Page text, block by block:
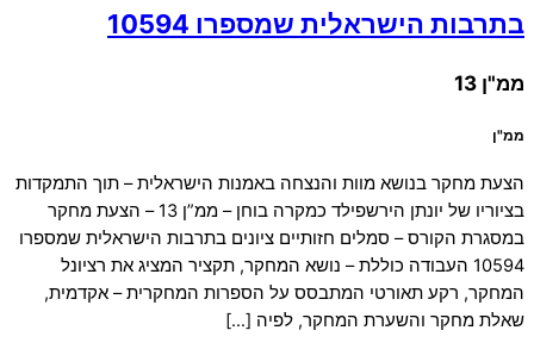
בתרבות הישראלית שמספרו 10594
ממ"ן 13
ממ"ן
הצעת מחקר בנושא מוות והנצחה באמנות הישראלית – תוך התמקדות
בציוריו של יונתן הירשפילד כמקרה בוחן – ממ”ן 13 – הצעת מחקר
במסגרת הקורס – סמלים חזותיים ציונים בתרבות הישראלית שמספרו
10594 העבודה כוללת – נושא המחקר, תקציר המציג את רציונל
המחקר, רקע תאורטי המתבסס על הספרות המחקרית – אקדמית,
שאלת מחקר והשערת המחקר, לפיה […]